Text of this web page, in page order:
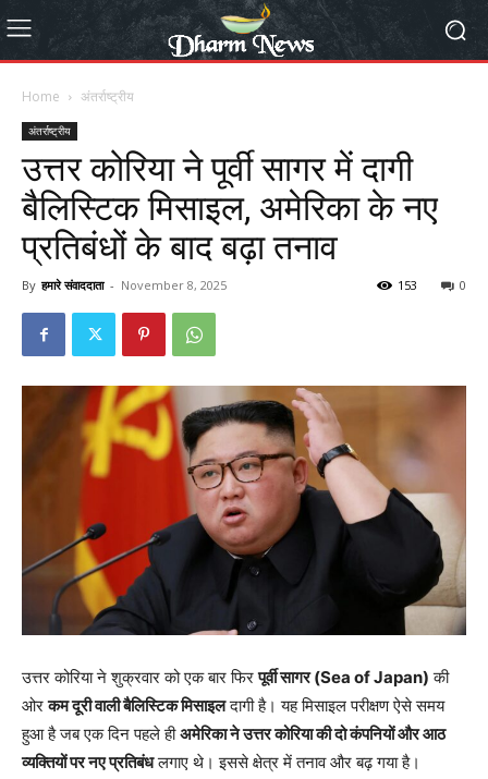
Home अंतर्राष्ट्रीय
अंतर्राष्ट्रीय
उत्तर कोरिया ने पूर्वी सागर में दागी
बैलिस्टिक मिसाइल, अमेरिका के नए
प्रतिबंधों के बाद बढ़ा तनाव
By हमारे संवाददाता - November 8, 2025 0
153
उत्तर कोरिया ने शुक्रवार को एक बार फिरपूर्वी सागर (Sea of Japan) की
ओरकम दूरी वाली बैलिस्टिक मिसाइलदागी है। यह मिसाइल परीक्षण ऐसे समय
हुआ है जब एक दिन पहले हीअमेरिका ने उत्तर कोरिया की दो कंपनियों और आठ
व्यक्तियों पर नए प्रतिबंधलगाए थे। इससे क्षेत्र में तनाव और बढ़ गया है।